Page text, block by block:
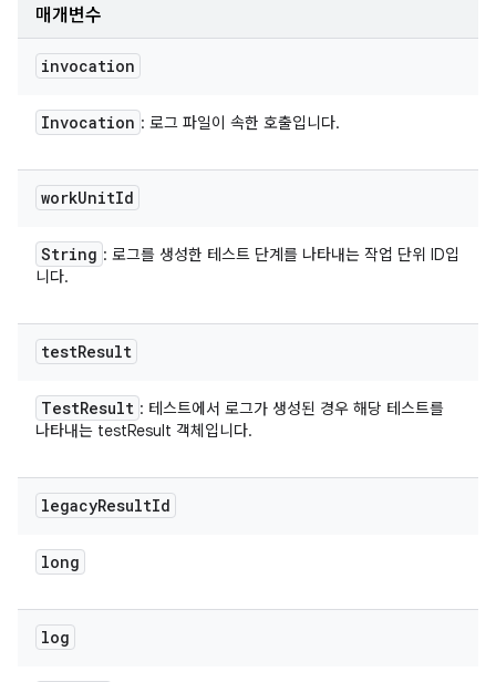
매개변수
invocation
Invocation : 로그 파일이 속한 호출입니다.
workUnitId
String : 로그를 생성한 테스트 단계를 나타내는 작업 단위 ID입
니다.
testResult
TestResult : 테스트에서 로그가 생성된 경우 해당 테스트를
나타내는 testResult 객체입니다.
legacyResultId
long
log